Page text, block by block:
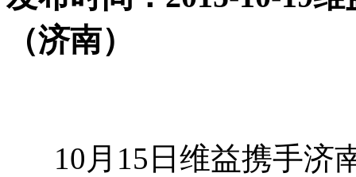
（济南）
10月15日维益携手济